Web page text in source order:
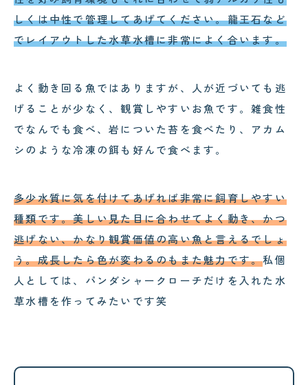
しくは中性で管理してあげてください。龍王石など
でレイアウトした水草水槽に非常によく合います。
よく動き回る魚ではありますが、人が近づいても逃
げることが少なく、観賞しやすいお魚です。雑食性
でなんでも食べ、岩についた苔を食べたり、アカム
シのような冷凍の餌も好んで食べます。
多少水質に気を付けてあげれば非常に飼育しやすい
種類です。美しい見た目に合わせてよく動き、かつ
逃げない、かなり観賞価値の高い魚と言えるでしょ
う。成長したら色が変わるのもまた魅力です。私個
人としては、パンダシャークローチだけを入れた水
草水槽を作ってみたいです笑